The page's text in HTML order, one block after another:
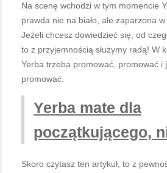
Na scenę wchodzi w tym momencie
prawda nie na biało, ale zaparzona
Jeżeli chcesz dowiedzieć się, od
to z przyjemnością służymy radą! W
Yerba trzeba promować, promować i
promować.
Yerba mate dla
początkującego,
Skoro czytasz ten artykuł, to z